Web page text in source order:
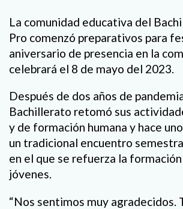
La comunidad educativa del
Pro comenzó preparativos para
aniversario de presencia en la
celebrará el 8 de mayo del 2023.
Después de dos años de
Bachillerato retomó sus
y de formación humana y hace
un tradicional encuentro
en el que se refuerza la
jóvenes.
“Nos sentimos muy agradecidos.